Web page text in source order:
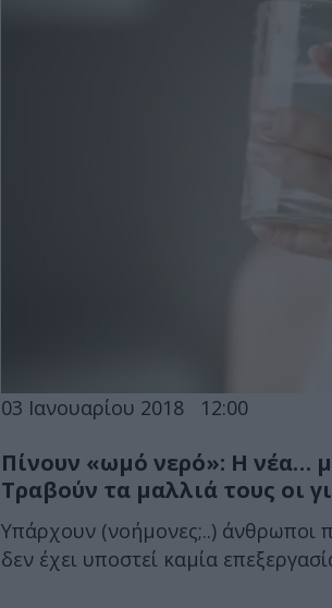
03 Ιανουαρίου 2018 12:00
Πίνουν «ωμό νερό»: Η νέα…
Τραβούν τα μαλλιά τους οι
Υπάρχουν (νοήμονες;..) άνθρωποι
δεν έχει υποστεί καμία